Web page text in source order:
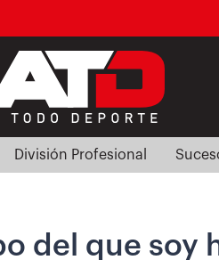
División Profesional
del que soy